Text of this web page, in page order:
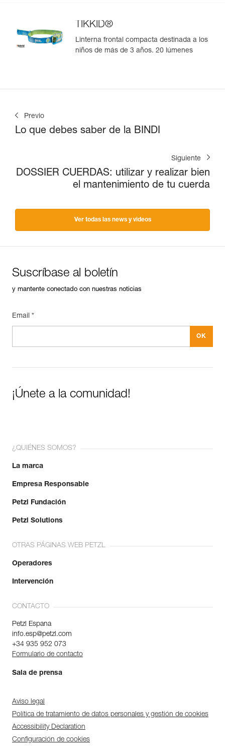
TIKKID®
Linterna frontal compacta destinada a los
niños de más de 3 años. 20 lúmenes
Previo
Lo que debes saber de la BINDI
Siguiente
DOSSIER CUERDAS: utilizar y realizar bien
el mantenimiento de tu cuerda
Ver todas las news y videos
Suscríbase al boletín
y mantente conectado con nuestras noticias
Email *
¡Únete a la comunidad!
¿QUIÉNES SOMOS?
La marca
Empresa Responsable
Petzl Fundación
Petzl Solutions
OTRAS PÁGINAS WEB PETZL
Operadores
Intervención
CONTACTO
Petzl Espana
info.esp@petzl.com
+34 935 952 073
Formulario de contacto
Sala de prensa
Aviso legal
Política de tratamiento de datos personales y gestión de cookies
Accessibility Declaration
Configuración de cookies